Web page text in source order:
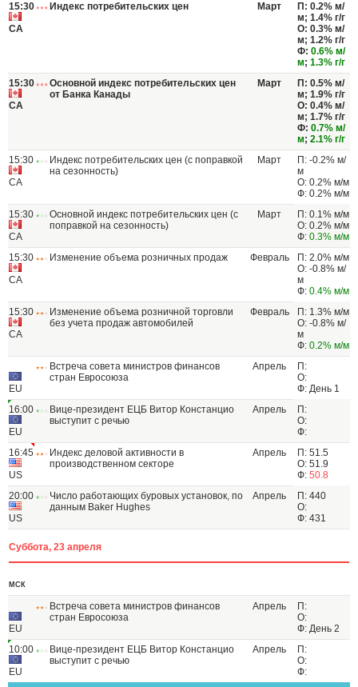
15:30
CA
Индекс потребительских цен Март
П: 0.2% м/
м; 1.4% г/г
О: 0.3% м/
м; 1.2% г/г
Ф: 0.6% м/
м; 1.3% г/г
15:30
CA
Основной индекс потребительских цен
от Банка Канады
Март
П: 0.5% м/
м; 1.9% г/г
О: 0.4% м/
м; 1.7% г/г
Ф: 0.7% м/
м; 2.1% г/г
15:30
CA
Индекс потребительских цен (с поправкой
на сезонность)
Март
П: -0.2% м/
м
О: 0.2% м/м
Ф: 0.2% м/м
15:30
CA
Основной индекс потребительских цен (с
поправкой на сезонность)
Март
П: 0.1% м/м
О: 0.2% м/м
Ф: 0.3% м/м
15:30
CA
Изменение объема розничных продаж Февраль
П: 2.0% м/м
О: -0.8% м/
м
Ф: 0.4% м/м
15:30
CA
Изменение объема розничной торговли
без учета продаж автомобилей
Февраль
П: 1.3% м/м
О: -0.8% м/
м
Ф: 0.2% м/м
EU
Встреча совета министров финансов
стран Евросоюза
Апрель
П:
О:
Ф: День 1
16:00
EU
Вице-президент ЕЦБ Витор Констанцио
выступит с речью
Апрель
П:
О:
Ф:
16:45
US
Индекс деловой активности в
производственном секторе
Апрель
П: 51.5
О: 51.9
Ф: 50.8
20:00
US
Число работающих буровых установок, по
данным Baker Hughes
Апрель
П: 440
О:
Ф: 431
Суббота, 23 апреля
МСК
EU
Встреча совета министров финансов
стран Евросоюза
Апрель
П:
О:
Ф: День 2
10:00
EU
Вице-президент ЕЦБ Витор Констанцио
выступит с речью
Апрель
П:
О:
Ф: